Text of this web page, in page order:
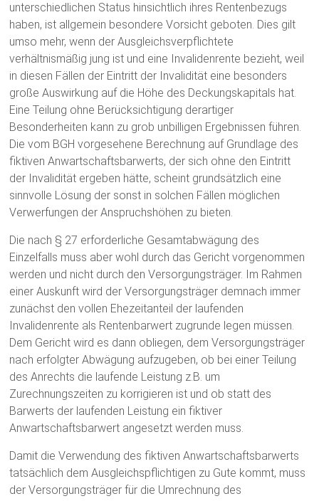
unterschiedlichen Status hinsichtlich ihres Rentenbezugs
haben, ist allgemein besondere Vorsicht geboten. Dies gilt
umso mehr, wenn der Ausgleichsverpflichtete
verhältnismäßig jung ist und eine Invalidenrente bezieht, weil
in diesen Fällen der Eintritt der Invalidität eine besonders
große Auswirkung auf die Höhe des Deckungskapitals hat.
Eine Teilung ohne Berücksichtigung derartiger
Besonderheiten kann zu grob unbilligen Ergebnissen führen.
Die vom BGH vorgesehene Berechnung auf Grundlage des
fiktiven Anwartschaftsbarwerts, der sich ohne den Eintritt
der Invalidität ergeben hätte, scheint grundsätzlich eine
sinnvolle Lösung der sonst in solchen Fällen möglichen
Verwerfungen der Anspruchshöhen zu bieten.
Die nach § 27 erforderliche Gesamtabwägung des
Einzelfalls muss aber wohl durch das Gericht vorgenommen
werden und nicht durch den Versorgungsträger. Im Rahmen
einer Auskunft wird der Versorgungsträger demnach immer
zunächst den vollen Ehezeitanteil der laufenden
Invalidenrente als Rentenbarwert zugrunde legen müssen.
Dem Gericht wird es dann obliegen, dem Versorgungsträger
nach erfolgter Abwägung aufzugeben, ob bei einer Teilung
des Anrechts die laufende Leistung z.B. um
Zurechnungszeiten zu korrigieren ist und ob statt des
Barwerts der laufenden Leistung ein fiktiver
Anwartschaftsbarwert angesetzt werden muss.
Damit die Verwendung des fiktiven Anwartschaftsbarwerts
tatsächlich dem Ausgleichspflichtigen zu Gute kommt, muss
der Versorgungsträger für die Umrechnung des